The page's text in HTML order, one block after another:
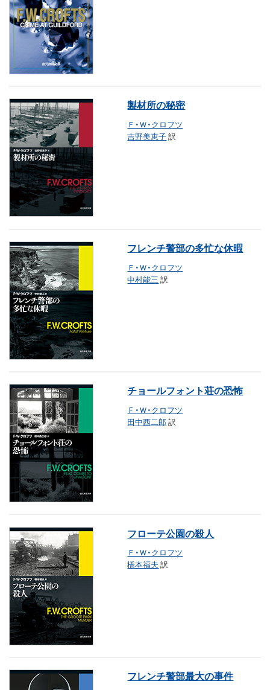
製材所の秘密
Ｆ・Ｗ・クロフツ
吉野美恵子訳
フレンチ警部の多忙な休暇
Ｆ・Ｗ・クロフツ
中村能三 訳
チョールフォント荘の恐怖
Ｆ・Ｗ・クロフツ
田中西二郎訳
フローテ公園の殺人
Ｆ・Ｗ・クロフツ
橋本福夫 訳
フレンチ警部最大の事件